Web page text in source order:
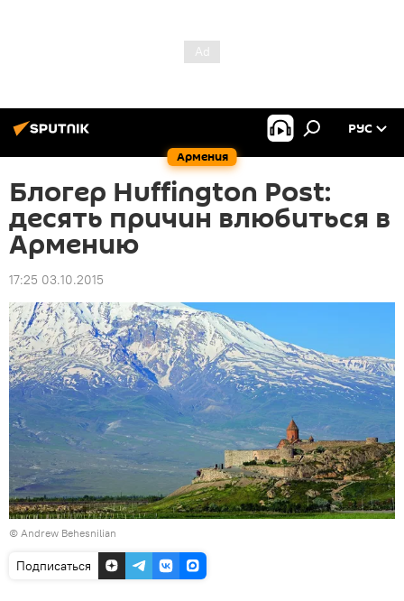
Армения
РУС
Блогер Huffington Post:
десять причин влюбиться в
Армению
17:25 03.10.2015
© Andrew Behesnilian
Подписаться